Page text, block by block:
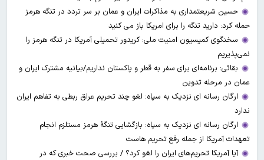
حسین شریعتمداری به مذاکرات ایران و عمان بر سر تردد در تنگه هرمز
حمله کرد: دارید تنگه را برای امریکا باز می کنید
سخنگوی کمیسیون امنیت ملی: کریدور تحمیلی آمریکا در تنگه هرمز را
نمی‌پذیریم
بقائی: برنامه‌ای برای سفر به قطر و پاکستان نداریم/بیانیه مشترک ایران و
عمان در مرحله تدوین
ارگان رسانه ای نزدیک به سپاه: لغو چند تحریم عراق ربطی به تفاهم ایران
ندارد
ارگان رسانه ای نزدیک به سپاه: بازگشایی تنگۀ هرمز مستلزم انجام
تعهدات آمریکا از جمله رفع تحریم هاست
آیا آمریکا تحریم‌های ایران را لغو کرد؟ / بررسی صحت خبری که در